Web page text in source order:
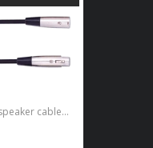
Female xlr Speakon speaker cable - 18ft/9m